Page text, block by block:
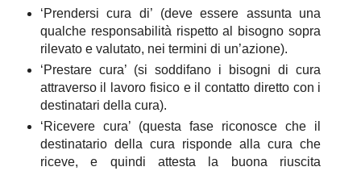
‘Prendersi cura di’ (deve essere assunta una
qualche responsabilità rispetto al bisogno sopra
rilevato e valutato, nei termini di un’azione).
‘Prestare cura’ (si soddifano i bisogni di cura
attraverso il lavoro fisico e il contatto diretto con i
destinatari della cura).
‘Ricevere cura’ (questa fase riconosce che il
destinatario della cura risponde alla cura che
riceve, e quindi attesta la buona riuscita